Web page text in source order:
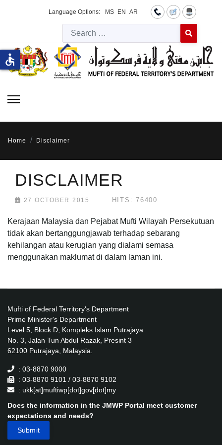
Language Options: MS EN AR
Type 2 or
Home Disclaimer
DISCLAIMER
27 OCTOBER 2015 HITS: 76400
Kerajaan Malaysia dan Pejabat Mufti Wilayah Persekutuan
tidak akan bertanggungjawab terhadap sebarang
kehilangan atau kerugian yang dialami semasa
menggunakan maklumat di dalam laman ini.
Mufti of Federal Territory's Department
Prime Minister's Department
Level 5, Block D, Kompleks Islam Putrajaya
No. 3, Jalan Tun Abdul Razak, Presint 3
62100 Putrajaya, Malaysia.
: 03-8870 9000
: 03-8870 9101 / 03-8870 9102
: ukk[at]muftiwp[dot]gov[dot]my
Does the information in the JMWP Portal meet customer
expectations and needs?
accessible